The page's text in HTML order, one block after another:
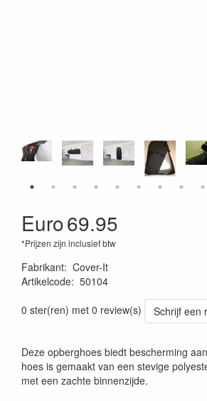
Euro69.95
*Prijzen zijn inclusief btw
Fabrikant: Cover-It
Artikelcode: 50104
0 ster(ren) met 0 review(s)
Schrijf een
Deze opberghoes biedt bescherming
hoes is gemaakt van een stevige
met een zachte binnenzijde.